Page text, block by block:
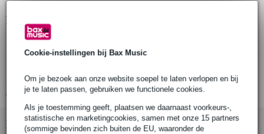
Cookie-instellingen bij Bax Music
Om je bezoek aan onze website soepel te laten verlopen en bij
je te laten passen, gebruiken we functionele cookies.
Als je toestemming geeft, plaatsen we daarnaast voorkeurs-,
statistische en marketingcookies, samen met onze 15 partners
(sommige bevinden zich buiten de EU, waaronder de
Productinformatie
passief elektromagnetisch element
voor staalsnarige akoestische (western)gitaren
Bekijk alle productspecificaties
Bekijk ook eens (2)